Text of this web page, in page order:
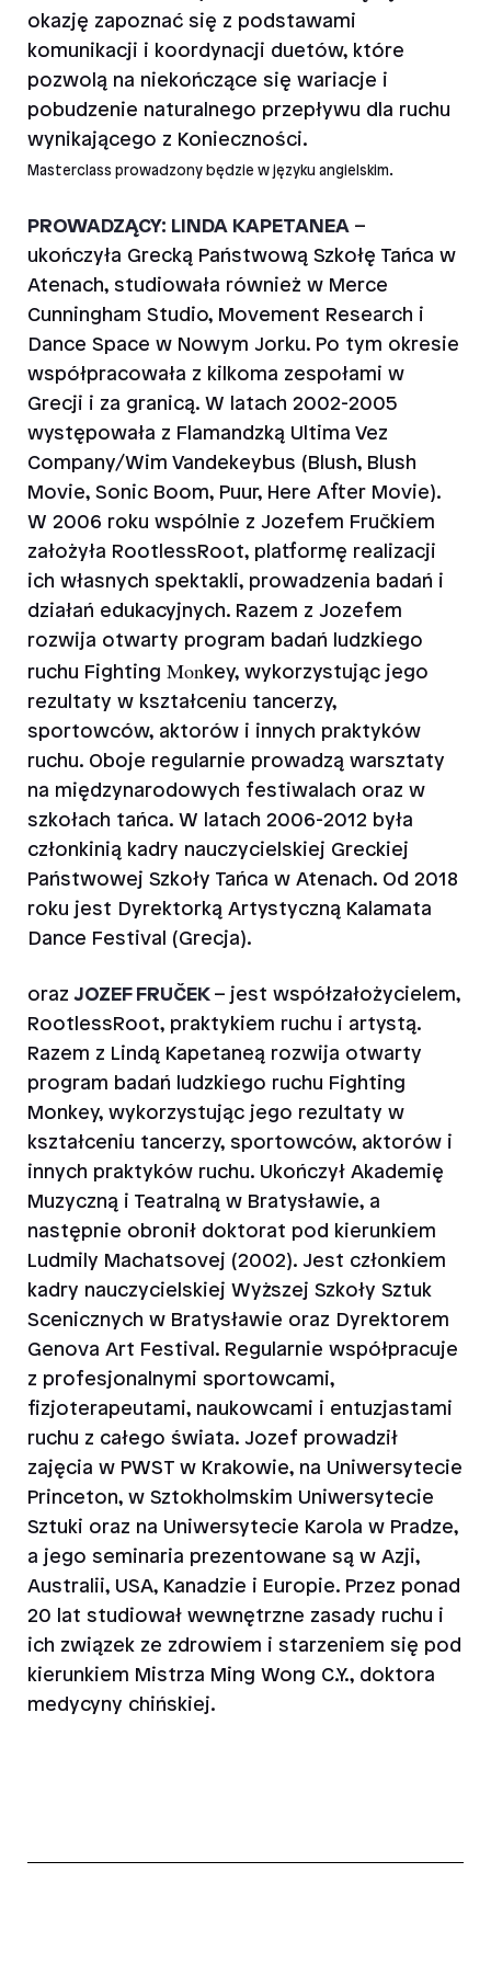
okazję zapoznać się z podstawami
komunikacji i koordynacji duetów, które
pozwolą na niekończące się wariacje i
pobudzenie naturalnego przepływu dla ruchu
wynikającego z Konieczności.
Masterclass prowadzony będzie w języku angielskim.
PROWADZĄCY: LINDA KAPETANEA –
ukończyła Grecką Państwową Szkołę Tańca w
Atenach, studiowała również w Merce
Cunningham Studio, Movement Research i
Dance Space w Nowym Jorku. Po tym okresie
współpracowała z kilkoma zespołami w
Grecji i za granicą. W latach 2002-2005
występowała z Flamandzką Ultima Vez
Company/Wim Vandekeybus (Blush, Blush
Movie, Sonic Boom, Puur, Here After Movie).
W 2006 roku wspólnie z Jozefem Fručkiem
założyła RootlessRoot, platformę realizacji
ich własnych spektakli, prowadzenia badań i
działań edukacyjnych. Razem z Jozefem
rozwija otwarty program badań ludzkiego
ruchu Fighting Μonkey, wykorzystując jego
rezultaty w kształceniu tancerzy,
sportowców, aktorów i innych praktyków
ruchu. Oboje regularnie prowadzą warsztaty
na międzynarodowych festiwalach oraz w
szkołach tańca. W latach 2006-2012 była
członkinią kadry nauczycielskiej Greckiej
Państwowej Szkoły Tańca w Atenach. Od 2018
roku jest Dyrektorką Artystyczną Kalamata
Dance Festival (Grecja).
orazJOZEF FRUČEK – jest współzałożycielem,
RootlessRoot, praktykiem ruchu i artystą.
Razem z Lindą Kapetaneą rozwija otwarty
program badań ludzkiego ruchu Fighting
Monkey, wykorzystując jego rezultaty w
kształceniu tancerzy, sportowców, aktorów i
innych praktyków ruchu. Ukończył Akademię
Muzyczną i Teatralną w Bratysławie, a
następnie obronił doktorat pod kierunkiem
Ludmily Machatsovej (2002). Jest członkiem
kadry nauczycielskiej Wyższej Szkoły Sztuk
Scenicznych w Bratysławie oraz Dyrektorem
Genova Art Festival. Regularnie współpracuje
z profesjonalnymi sportowcami,
fizjoterapeutami, naukowcami i entuzjastami
ruchu z całego świata. Jozef prowadził
zajęcia w PWST w Krakowie, na Uniwersytecie
Princeton, w Sztokholmskim Uniwersytecie
Sztuki oraz na Uniwersytecie Karola w Pradze,
a jego seminaria prezentowane są w Azji,
Australii, USA, Kanadzie i Europie. Przez ponad
20 lat studiował wewnętrzne zasady ruchu i
ich związek ze zdrowiem i starzeniem się pod
kierunkiem Mistrza Ming Wong C.Y., doktora
medycyny chińskiej.